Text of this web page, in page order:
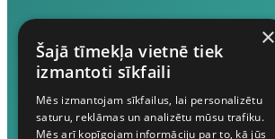
×
Šajā tīmekļa vietnē tiek
izmantoti sīkfaili
Mēs izmantojam sīkfailus, lai personalizētu
saturu, reklāmas un analizētu mūsu trafiku.
Mēs arī kopīgojam informāciju par to, kā jūs